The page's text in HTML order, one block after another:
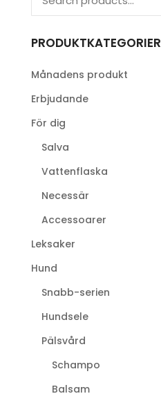
PRODUKTKATEGORIER
Månadens produkt
Erbjudande
För dig
Salva
Vattenflaska
Necessär
Accessoarer
Leksaker
Hund
Snabb-serien
Hundsele
Pälsvård
Schampo
Balsam